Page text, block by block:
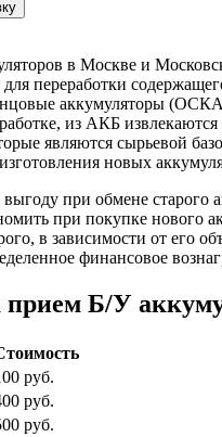
в Москве и
для переработки
аккумуляторы
из АКБ
являются сырьевой
новых
при обмене старого
при покупке нового
в зависимости от его
финансовое
Б/У
руб.
руб.
руб.